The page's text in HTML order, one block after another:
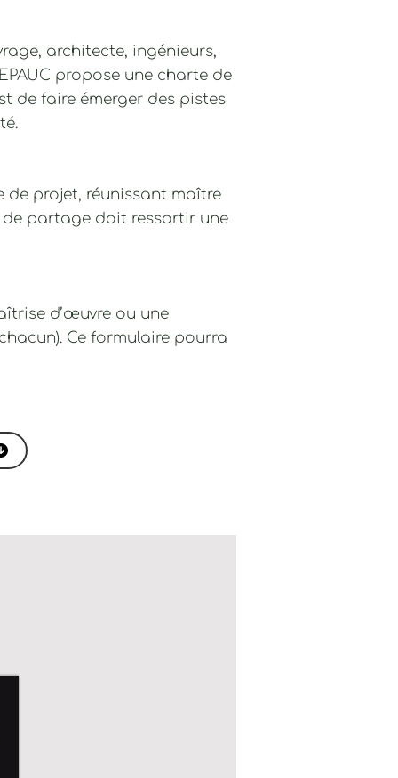
architecte, ingénieurs,
propose une charte de
de faire émerger des pistes
de projet, réunissant maître
de partage doit ressortir une
d’œuvre ou une
Ce formulaire pourra